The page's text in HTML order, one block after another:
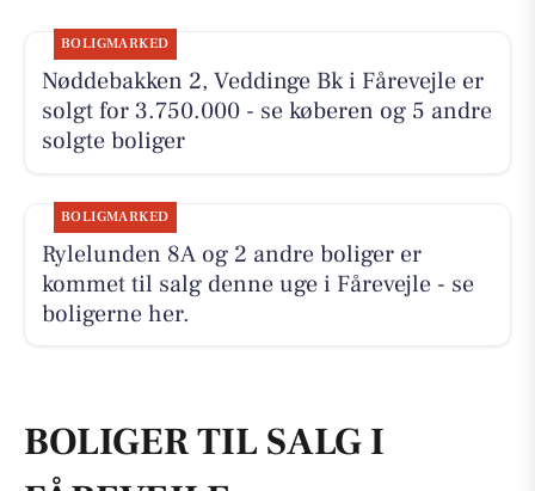
BOLIGMARKED
Nøddebakken 2, Veddinge Bk i Fårevejle er
solgt for 3.750.000 - se køberen og 5 andre
solgte boliger
BOLIGMARKED
Rylelunden 8A og 2 andre boliger er
kommet til salg denne uge i Fårevejle - se
boligerne her.
BOLIGER TIL SALG I